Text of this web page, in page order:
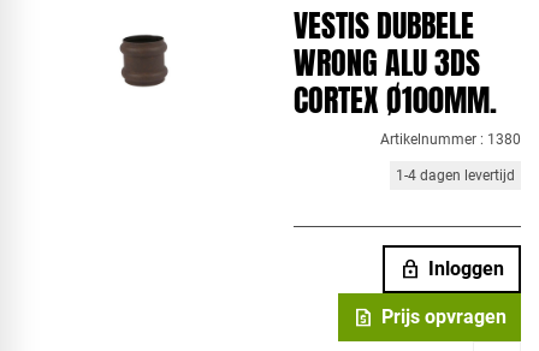
VESTIS DUBBELE
WRONG ALU 3DS
CORTEX Ø100MM.
Artikelnummer : 1380
1-4 dagen levertijd
lock Inloggen
request_quote Prijs opvragen